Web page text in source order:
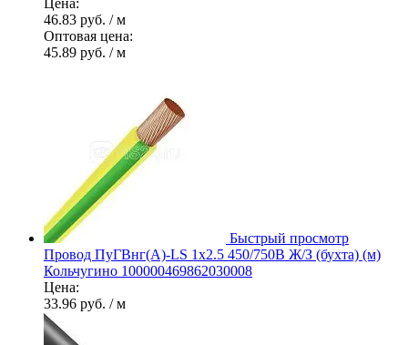
46.83 руб. / м
Оптовая цена:
45.89 руб. / м
Быстрый просмотр
Провод ПуГВнг(А)-LS 1х2.5 450/750В Ж/З (бухта) (м)
Кольчугино 100000469862030008
Цена:
33.96 руб. / м